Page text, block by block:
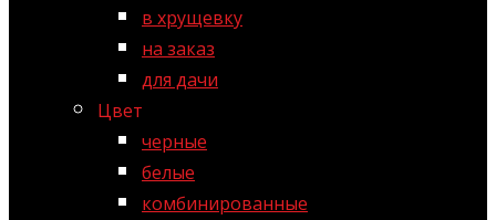
в хрущевку
на заказ
для дачи
Цвет
черные
белые
комбинированные